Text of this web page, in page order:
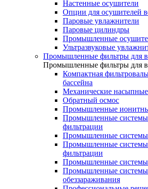
Настенные осушители
Опции для осушителей
Паровые увлажнители
Паровые цилиндры
Промышленные
Ультразвуковые
Промышленные фильтры для
Промышленные фильтры для
Компактная
бассейна
Механические
Обратный осмос
Промышленные
Промышленные системы
фильтрации
Промышленные системы
Промышленные системы
фильтрации
Промышленные системы
Промышленные
обеззараживания